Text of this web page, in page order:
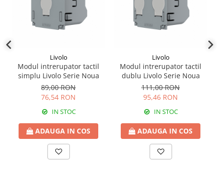
Livolo
Modul intrerupator tactil
simplu Livolo Serie Noua
89,00 RON
76,54 RON
IN STOC
ADAUGA IN COS
Livolo
Modul intrerupator tactil
dublu Livolo Serie Noua
111,00 RON
95,46 RON
IN STOC
ADAUGA IN COS